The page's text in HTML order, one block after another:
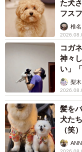
た犬
フス
椎
コガ
神々
い」
梨
髪を
犬た
（笑